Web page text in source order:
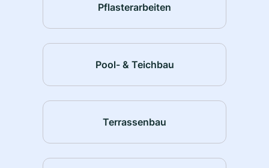
Pflasterarbeiten
Pool- & Teichbau
Terrassenbau